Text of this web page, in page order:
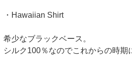
・Hawaiian Shirt
希少なブラックベース。
シルク100％なのでこれからの時期